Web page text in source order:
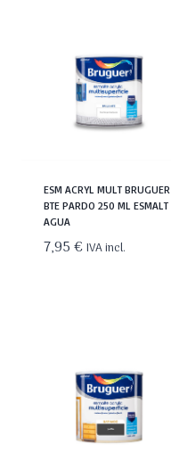
ESM ACRYL MULT BRUGUER
BTE PARDO 250 ML ESMALT
AGUA
7,95€ IVA incl.